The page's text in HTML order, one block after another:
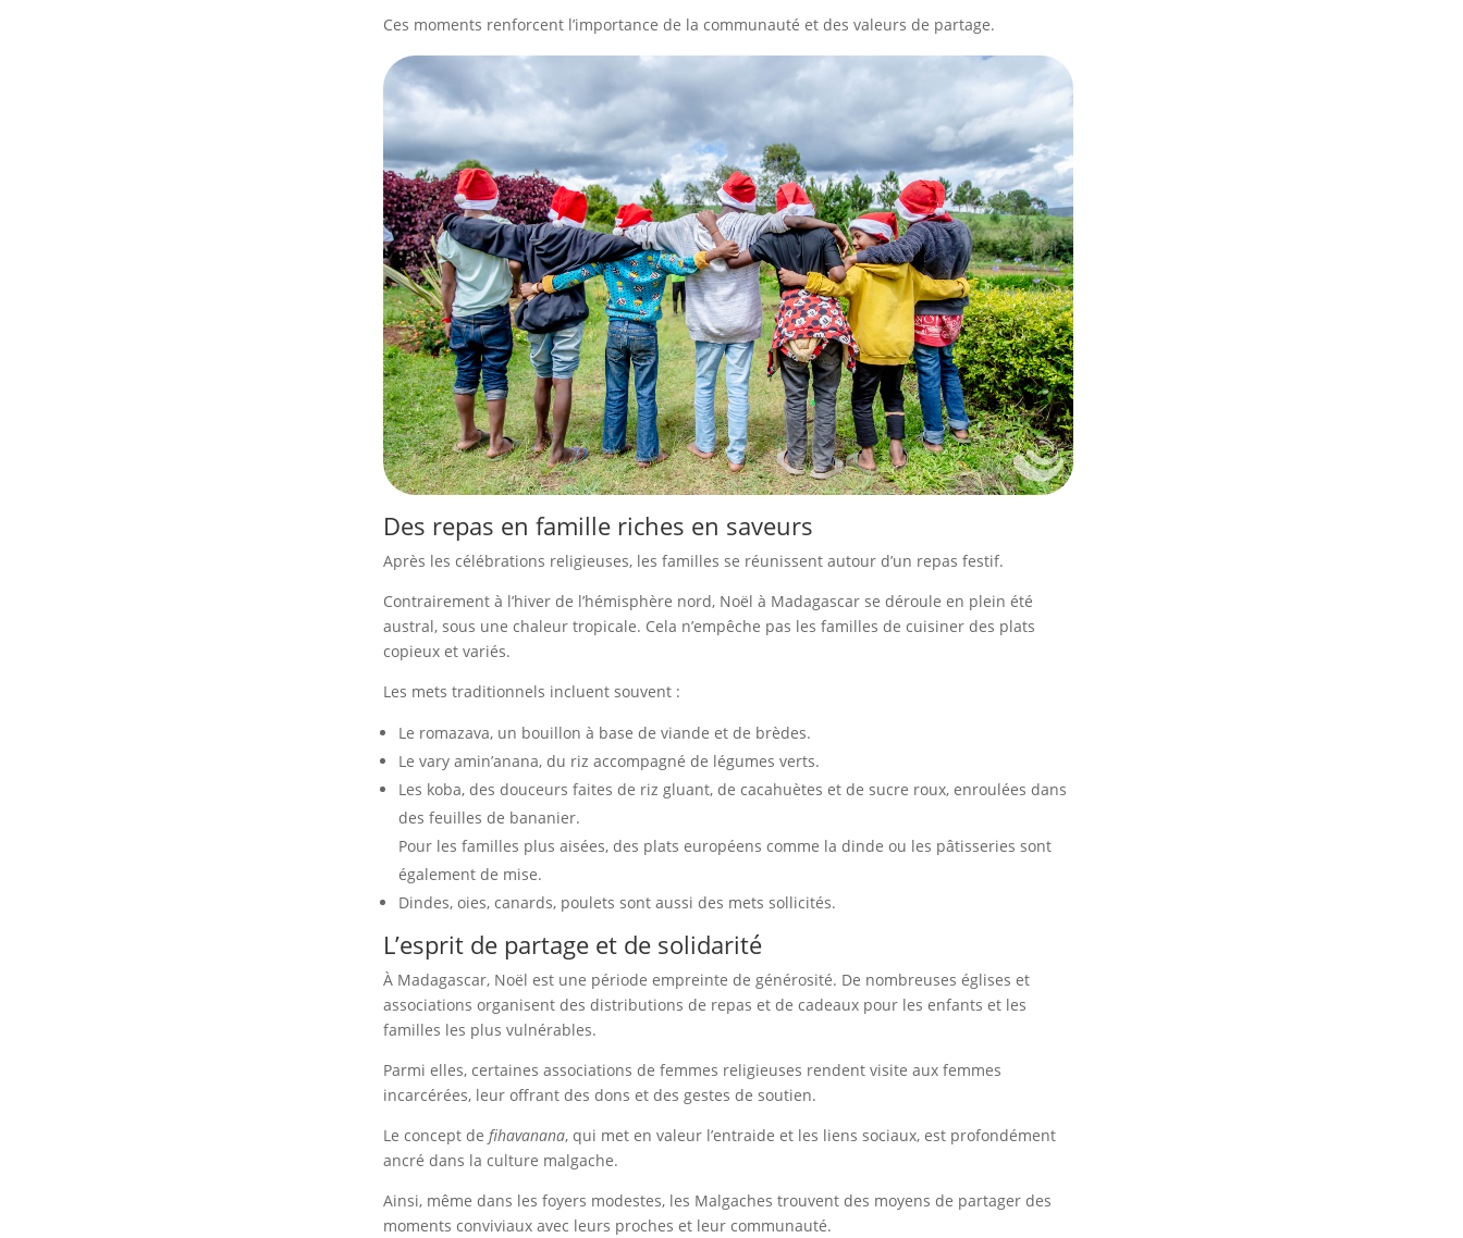
Ces moments renforcent l’importance de la communauté et des valeurs de partage.
Des repas en famille riches en saveurs
Après les célébrations religieuses, les familles se réunissent autour d’un repas festif.
Contrairement à l’hiver de l’hémisphère nord, Noël à Madagascar se déroule en plein été
austral, sous une chaleur tropicale. Cela n’empêche pas les familles de cuisiner des plats
copieux et variés.
Les mets traditionnels incluent souvent :
Le romazava, un bouillon à base de viande et de brèdes.
Le vary amin’anana, du riz accompagné de légumes verts.
Les koba, des douceurs faites de riz gluant, de cacahuètes et de sucre roux, enroulées dans
des feuilles de bananier.
Pour les familles plus aisées, des plats européens comme la dinde ou les pâtisseries sont
également de mise.
Dindes, oies, canards, poulets sont aussi des mets sollicités.
L’esprit de partage et de solidarité
À Madagascar, Noël est une période empreinte de générosité. De nombreuses églises et
associations organisent des distributions de repas et de cadeaux pour les enfants et les
familles les plus vulnérables.
Parmi elles, certaines associations de femmes religieuses rendent visite aux femmes
incarcérées, leur offrant des dons et des gestes de soutien.
Le concept de fihavanana, qui met en valeur l’entraide et les liens sociaux, est profondément
ancré dans la culture malgache.
Ainsi, même dans les foyers modestes, les Malgaches trouvent des moyens de partager des
moments conviviaux avec leurs proches et leur communauté.